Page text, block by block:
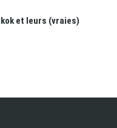
et leurs (vraies)